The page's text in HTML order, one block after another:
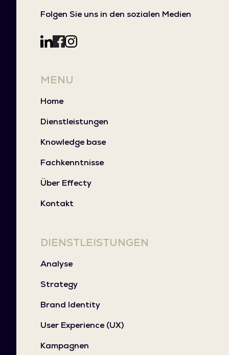
Folgen Sie uns in den sozialen Medien
MENU
Home
Dienstleistungen
Knowledge base
Fachkenntnisse
Über Effecty
Kontakt
DIENSTLEISTUNGEN
Analyse
Strategy
Brand Identity
User Experience (UX)
Kampagnen